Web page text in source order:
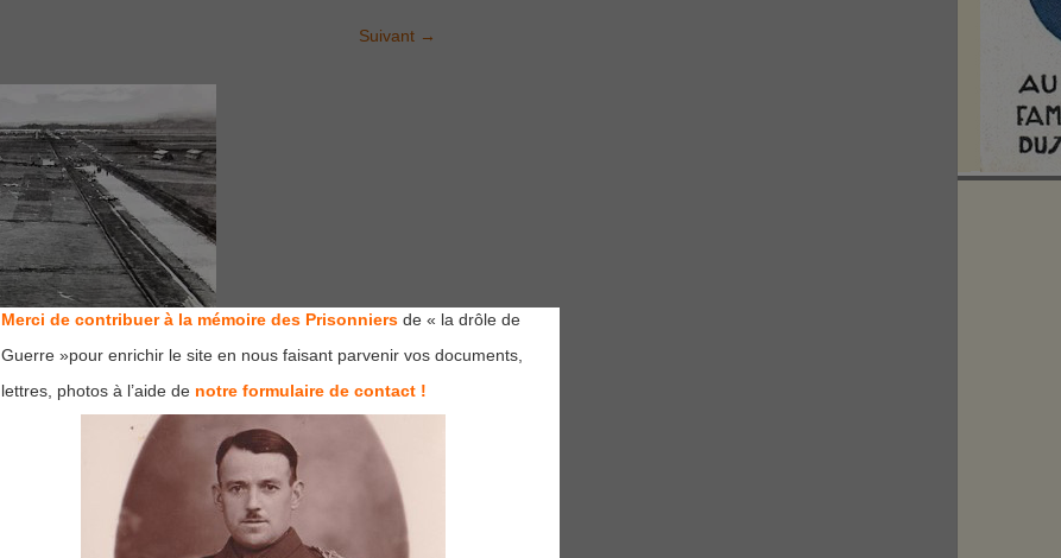
Suivant →
Merci de contribuer à la mémoire des Prisonniers de « la drôle de
Guerre »pour enrichir le site en nous faisant parvenir vos documents,
lettres, photos à l’aide de notre formulaire de contact !